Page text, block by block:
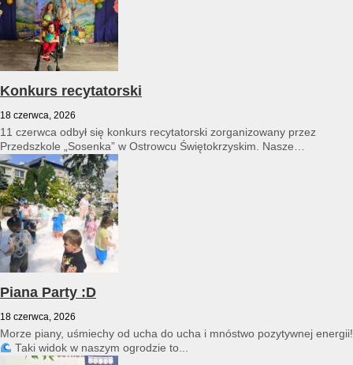
Konkurs recytatorski
18 czerwca, 2026
11 czerwca odbył się konkurs recytatorski zorganizowany przez
Przedszkole „Sosenka” w Ostrowcu Świętokrzyskim. Nasze
przedszkole reprezentował Franciszek Karpiński...
Piana Party :D
18 czerwca, 2026
Morze piany, uśmiechy od ucha do ucha i mnóstwo pozytywnej energii!
Taki widok w naszym ogrodzie to...